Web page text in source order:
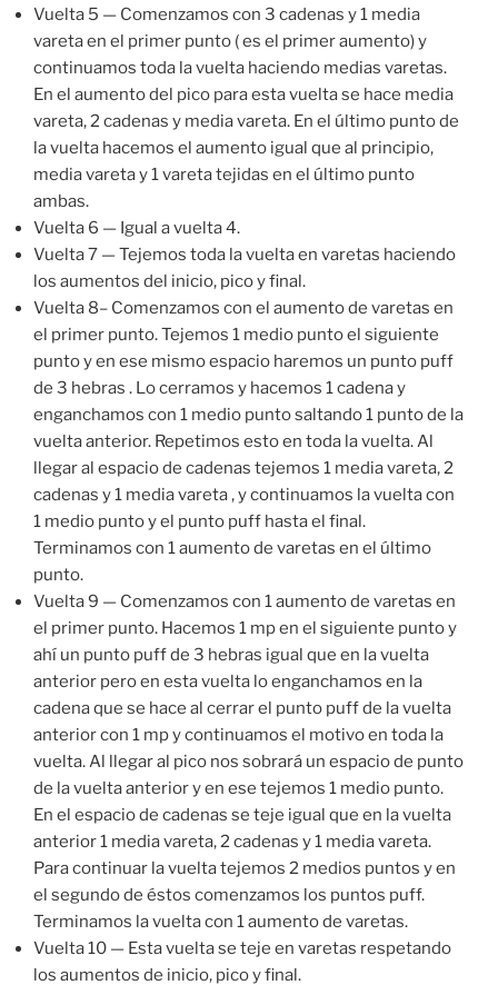
Vuelta 5 — Comenzamos con 3 cadenas y 1 media
vareta en el primer punto ( es el primer aumento) y
continuamos toda la vuelta haciendo medias varetas.
En el aumento del pico para esta vuelta se hace media
vareta, 2 cadenas y media vareta. En el último punto de
la vuelta hacemos el aumento igual que al principio,
media vareta y 1 vareta tejidas en el último punto
ambas.
Vuelta 6 — Igual a vuelta 4.
Vuelta 7 — Tejemos toda la vuelta en varetas haciendo
los aumentos del inicio, pico y final.
Vuelta 8– Comenzamos con el aumento de varetas en
el primer punto. Tejemos 1 medio punto el siguiente
punto y en ese mismo espacio haremos un punto puff
de 3 hebras . Lo cerramos y hacemos 1 cadena y
enganchamos con 1 medio punto saltando 1 punto de la
vuelta anterior. Repetimos esto en toda la vuelta. Al
llegar al espacio de cadenas tejemos 1 media vareta, 2
cadenas y 1 media vareta , y continuamos la vuelta con
1 medio punto y el punto puff hasta el final.
Terminamos con 1 aumento de varetas en el último
punto.
Vuelta 9 — Comenzamos con 1 aumento de varetas en
el primer punto. Hacemos 1 mp en el siguiente punto y
ahí un punto puff de 3 hebras igual que en la vuelta
anterior pero en esta vuelta lo enganchamos en la
cadena que se hace al cerrar el punto puff de la vuelta
anterior con 1 mp y continuamos el motivo en toda la
vuelta. Al llegar al pico nos sobrará un espacio de punto
de la vuelta anterior y en ese tejemos 1 medio punto.
En el espacio de cadenas se teje igual que en la vuelta
anterior 1 media vareta, 2 cadenas y 1 media vareta.
Para continuar la vuelta tejemos 2 medios puntos y en
el segundo de éstos comenzamos los puntos puff.
Terminamos la vuelta con 1 aumento de varetas.
Vuelta 10 — Esta vuelta se teje en varetas respetando
los aumentos de inicio, pico y final.